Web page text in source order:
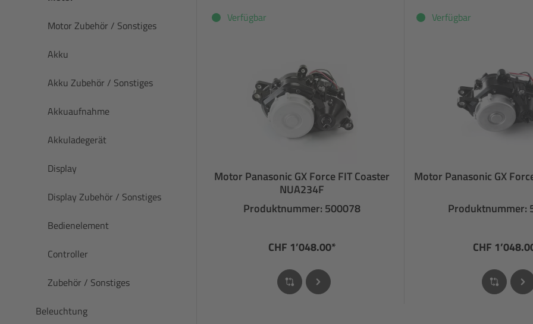
Motor Zubehör / Sonstiges
Akku
Akku Zubehör / Sonstiges
Akkuaufnahme
Akkuladegerät
Display
Display Zubehör / Sonstiges
Bedienelement
Controller
Zubehör / Sonstiges
Beleuchtung
Verfügbar
Motor Panasonic GX Force FIT Coaster
NUA234F
Produktnummer: 500078
CHF 1’048.00*
Verfügbar
Motor Panasonic GX
Produktnummer:
CHF